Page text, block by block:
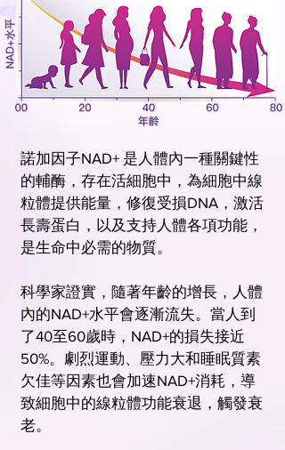
諾加因子NAD+ 是人體內一種關鍵性
的輔酶，存在活細胞中，為細胞中線
粒體提供能量，修復受損DNA，激活
長壽蛋白，以及支持人體各項功能，
是生命中必需的物質。
科學家證實，隨著年齡的增長，人體
內的NAD+水平會逐漸流失。當人到
了40至60歲時，NAD+的損失接近
50%。劇烈運動、壓力大和睡眠質素
欠佳等因素也會加速NAD+消耗，導
致細胞中的線粒體功能衰退，觸發衰
老。